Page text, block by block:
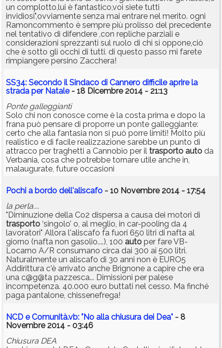
un complotto,lui è fantastico,voi siete tutti
invidiosi",ovviamente senza mai entrare nel merito. ogni
Ramoncommento è sempre più prolisso del precedente
nel tentativo di difendere ,con repliche parziali e
considerazioni sprezzanti sul ruolo di chi si oppone,ciò
che è sotto gli occhi di tutti. di questo passo mi farete
rimpiangere persino Zacchera!
SS34: Secondo il Sindaco di Cannero difficile aprire la
strada per Natale- 18 Dicembre 2014 - 21:13
Ponte galleggianti
Solo chi non conosce come è la costa prima e dopo la
frana può pensare di proporre un ponte galleggiante:
certo che alla fantasia non si può porre limiti! Molto più
realistico e di facile realizzazione sarebbe un punto di
attracco per traghetti a Cannobio per il trasporto auto da
Verbania, cosa che potrebbe tornare utile anche in,
malaugurate, future occasioni
Pochi a bordo dell'aliscafo - 10 Novembre 2014 - 17:54
la perla....
"Diminuzione della Co2 dispersa a causa dei motori di
trasporto ‘singolo’ o, al meglio, in car-pooling da 4
lavoratori" Allora l'aliscafo fa fuori 650 litri di nafta al
giorno (nafta non gasolio....), 100 auto per fare VB-
Locarno A/R consumano circa dai 300 ai 500 litri.
Naturalmente un aliscafo di 30 anni non è EURO5
Addirittura c'è arrivato anche Brignone a capire che era
una c@g@ta pazzesca... Dimissioni per palese
incompetenza. 40.000 euro buttati nel cesso. Ma finché
paga pantalone, chissenefrega!
NCD e Comunità.vb: "No alla chiusura dei Dea" - 8
Novembre 2014 - 03:46
Chiusura DEA